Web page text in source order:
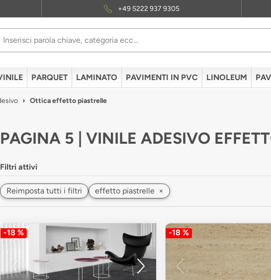
+49 5222 937 9305
PARQUET LAMINATO PAVIMENTI IN PVC LINOLEUM
Ottica effetto piastrelle
PAGINA 5 | VINILE ADESIVO
Filtri attivi
Reimposta tutti i filtri effetto piastrelle ×
-18 % -18 %